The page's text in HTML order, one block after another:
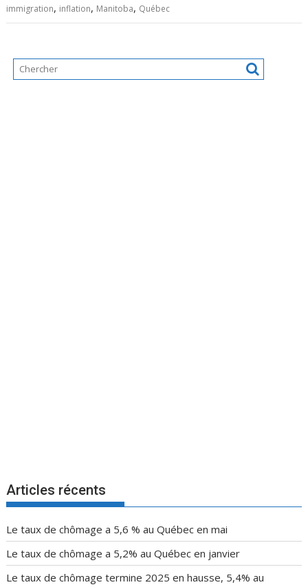
immigration, inflation, Manitoba, Québec
Articles récents
Le taux de chômage a 5,6 % au Québec en mai
Le taux de chômage a 5,2% au Québec en janvier
Le taux de chômage termine 2025 en hausse, 5,4% au